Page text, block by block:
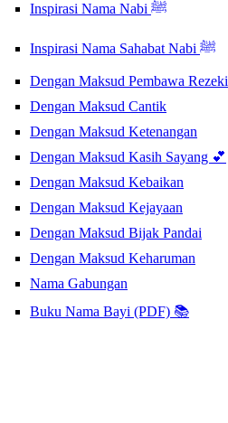
Inspirasi Nama Nabi ﷺ
Inspirasi Nama Sahabat Nabi ﷺ
Dengan Maksud Pembawa Rezeki
Dengan Maksud Cantik
Dengan Maksud Ketenangan
Dengan Maksud Kasih Sayang 💕
Dengan Maksud Kebaikan
Dengan Maksud Kejayaan
Dengan Maksud Bijak Pandai
Dengan Maksud Keharuman
Nama Gabungan
Buku Nama Bayi (PDF) 📚